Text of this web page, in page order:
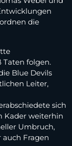
die
folgen.
Blue Devils
Leiter,
sich
Kader weiterhin
Umbruch,
Fragen